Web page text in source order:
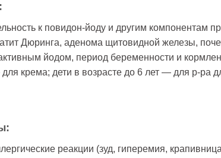
к повидон-йоду и другим компонентам
Дюринга, аденома щитовидной железы,
йодом, период беременности и
крема; дети в возрасте до 6 лет — для р-ра
реакции (зуд, гиперемия,